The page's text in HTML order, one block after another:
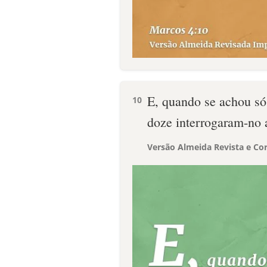
10 E, quando se achou
doze interrogaram-no
Versão Almeida Revista e